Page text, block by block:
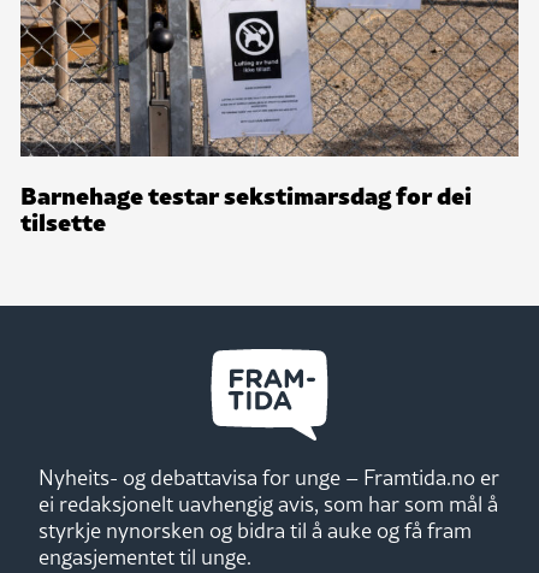
Barnehage testar sekstimarsdag for dei
tilsette
Nyheits- og debattavisa for unge – Framtida.no er
ei redaksjonelt uavhengig avis, som har som mål å
styrkje nynorsken og bidra til å auke og få fram
engasjementet til unge.